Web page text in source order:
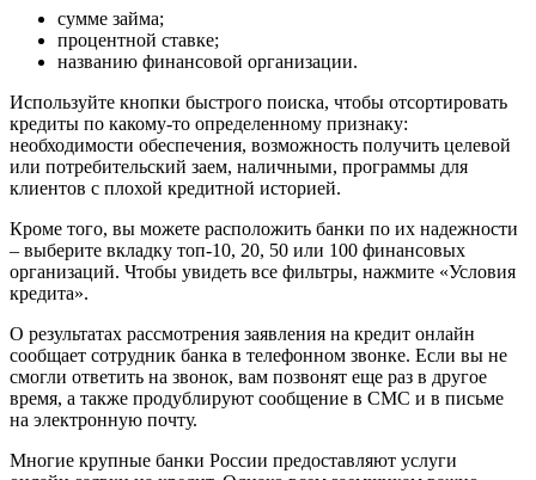
сумме займа;
процентной ставке;
названию финансовой организации.
Используйте кнопки быстрого поиска, чтобы отсортировать
кредиты по какому-то определенному признаку:
необходимости обеспечения, возможность получить целевой
или потребительский заем, наличными, программы для
клиентов с плохой кредитной историей.
Кроме того, вы можете расположить банки по их надежности
– выберите вкладку топ-10, 20, 50 или 100 финансовых
организаций. Чтобы увидеть все фильтры, нажмите «Условия
кредита».
О результатах рассмотрения заявления на кредит онлайн
сообщает сотрудник банка в телефонном звонке. Если вы не
смогли ответить на звонок, вам позвонят еще раз в другое
время, а также продублируют сообщение в СМС и в письме
на электронную почту.
Многие крупные банки России предоставляют услуги